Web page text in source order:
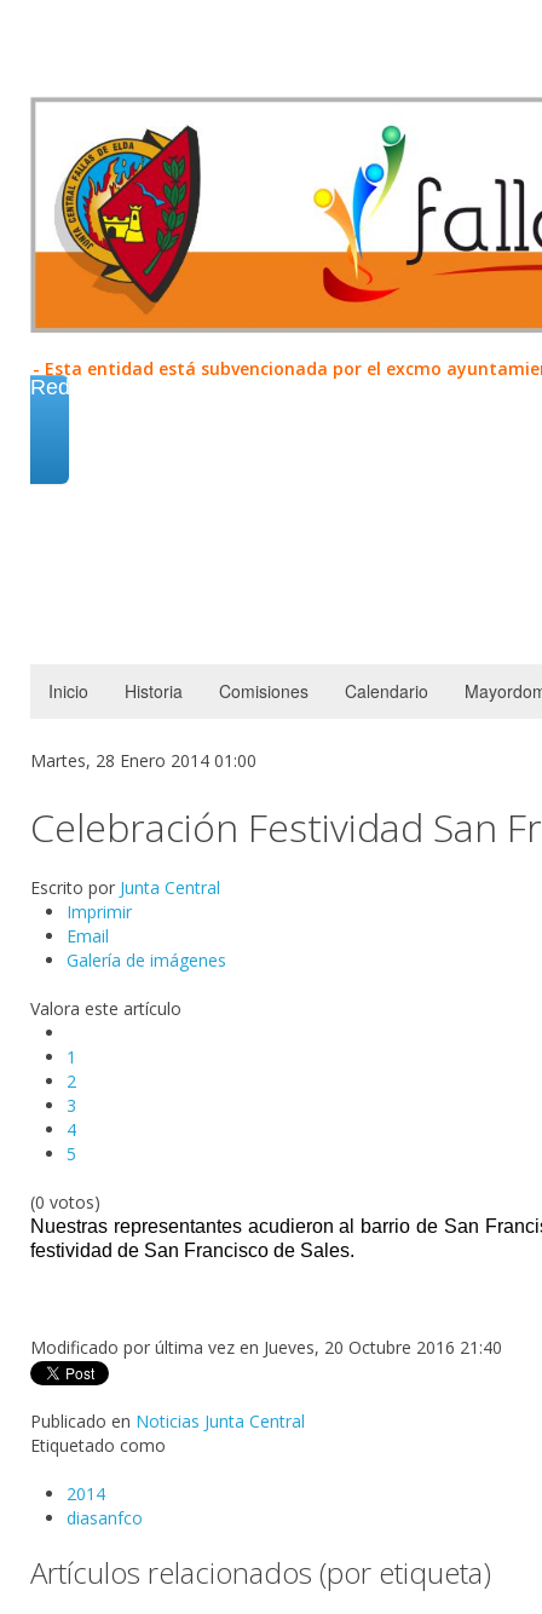
- Esta entidad está subvencionada por el excmo
Redes
Inicio Historia Comisiones Calendario
Martes, 28 Enero 2014 01:00
Celebración Festividad San
Escrito por Junta Central
Imprimir
Email
Galería de imágenes
Valora este artículo
1
2
3
4
5
(0 votos)
Nuestras representantes acudieron al barrio de San
festividad de San Francisco de Sales.
Modificado por última vez en Jueves, 20 Octubre 2016 21:40
Publicado en Noticias Junta Central
Etiquetado como
2014
diasanfco
Artículos relacionados (por etiqueta)